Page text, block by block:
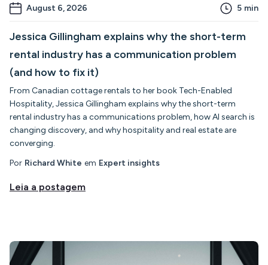
August 6, 2026 5 min
Jessica Gillingham explains why the short-term
rental industry has a communication problem
(and how to fix it)
From Canadian cottage rentals to her book Tech-Enabled
Hospitality, Jessica Gillingham explains why the short-term
rental industry has a communications problem, how AI search is
changing discovery, and why hospitality and real estate are
converging.
Por Richard White em Expert insights
Leia a postagem